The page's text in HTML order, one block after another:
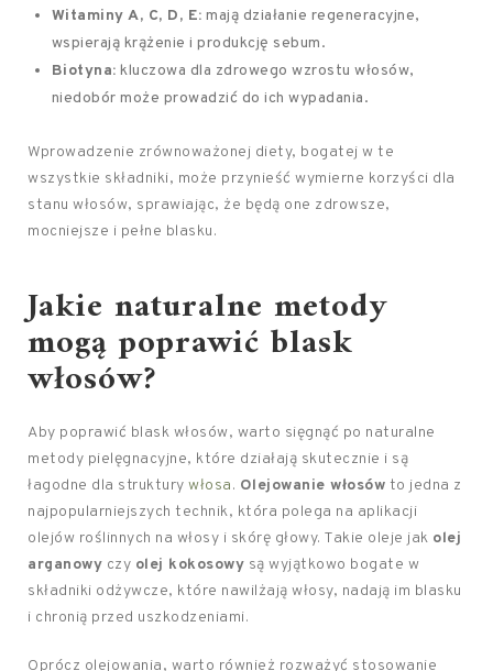
Witaminy A, C, D, E: mają działanie regeneracyjne,
wspierają krążenie i produkcję sebum.
Biotyna: kluczowa dla zdrowego wzrostu włosów,
niedobór może prowadzić do ich wypadania.
Wprowadzenie zrównoważonej diety, bogatej w te
wszystkie składniki, może przynieść wymierne korzyści dla
stanu włosów, sprawiając, że będą one zdrowsze,
mocniejsze i pełne blasku.
Jakie naturalne metody
mogą poprawić blask
włosów?
Aby poprawić blask włosów, warto sięgnąć po naturalne
metody pielęgnacyjne, które działają skutecznie i są
łagodne dla struktury włosa. Olejowanie włosów to jedna z
najpopularniejszych technik, która polega na aplikacji
olejów roślinnych na włosy i skórę głowy. Takie oleje jak olej
arganowy czy olej kokosowy są wyjątkowo bogate w
składniki odżywcze, które nawilżają włosy, nadają im blasku
i chronią przed uszkodzeniami.
Oprócz olejowania, warto również rozważyć stosowanie